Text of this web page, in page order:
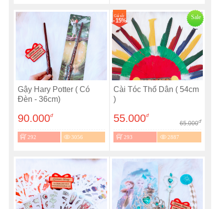
Gậy Hary Potter ( Có
Đèn - 36cm)
90.000đ
292 3056
Sale
Giá sốc
- 15%
Cài Tóc Thổ Dân ( 54cm
)
55.000đ
65.000đ
293 2887